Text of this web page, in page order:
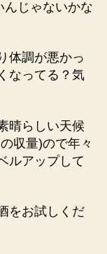
んじゃないかな
体調が悪かっ
なってる？気
晴らしい天候
収量)ので年々
ルアップして
をお試しくだ